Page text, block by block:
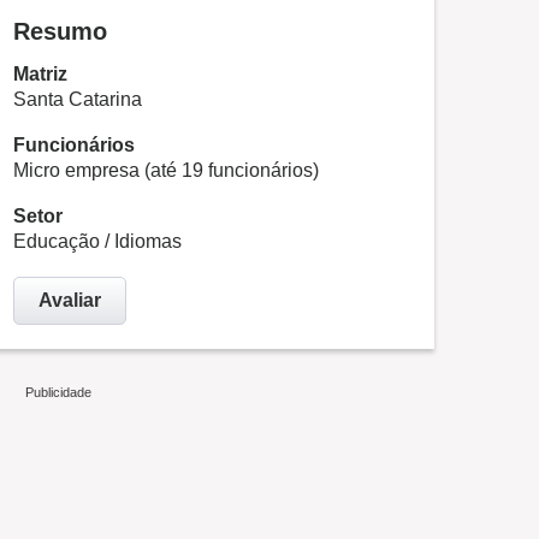
Resumo
Matriz
Santa Catarina
Funcionários
Micro empresa (até 19 funcionários)
Setor
Educação / Idiomas
Avaliar